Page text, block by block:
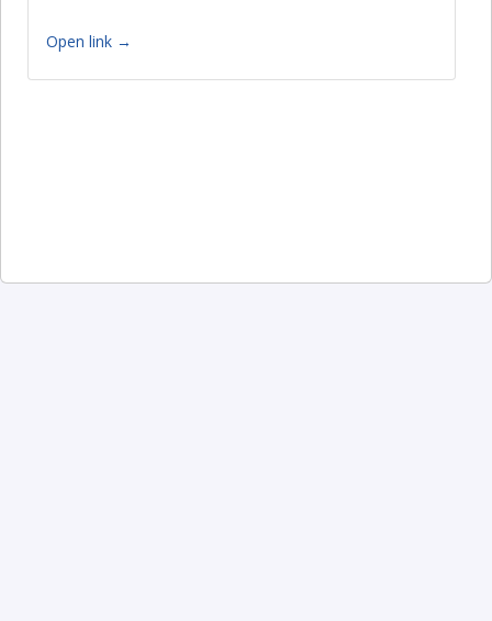
Open link →